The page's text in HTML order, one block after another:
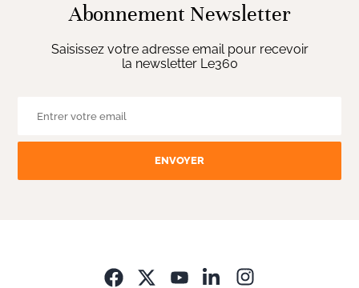
Abonnement Newsletter
Saisissez votre adresse email pour recevoir
la newsletter Le360
ENVOYER